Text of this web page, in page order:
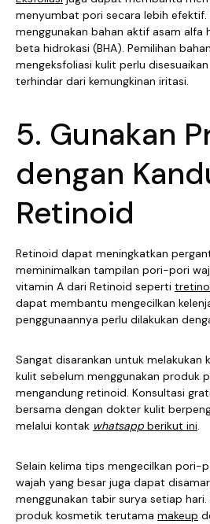
menyumbat pori secara lebih efektif.
menggunakan bahan aktif asam alfa
beta hidrokasi (BHA). Pemilihan
mengeksfoliasi kulit perlu
terhindar dari kemungkinan iritasi.
5. Gunakan
dengan
Retinoid
Retinoid dapat meningkatkan
meminimalkan tampilan pori-pori
vitamin A dari Retinoid seperti
dapat membantu mengecilkan
penggunaannya perlu dilakukan
Sangat disarankan untuk melakukan
kulit sebelum menggunakan produk
mengandung retinoid. Konsultasi
bersama dengan dokter kulit
melalui kontak whatsapp berikut ini.
Selain kelima tips mengecilkan pori-
wajah yang besar juga dapat
menggunakan tabir surya setiap
produk kosmetik terutama makeup